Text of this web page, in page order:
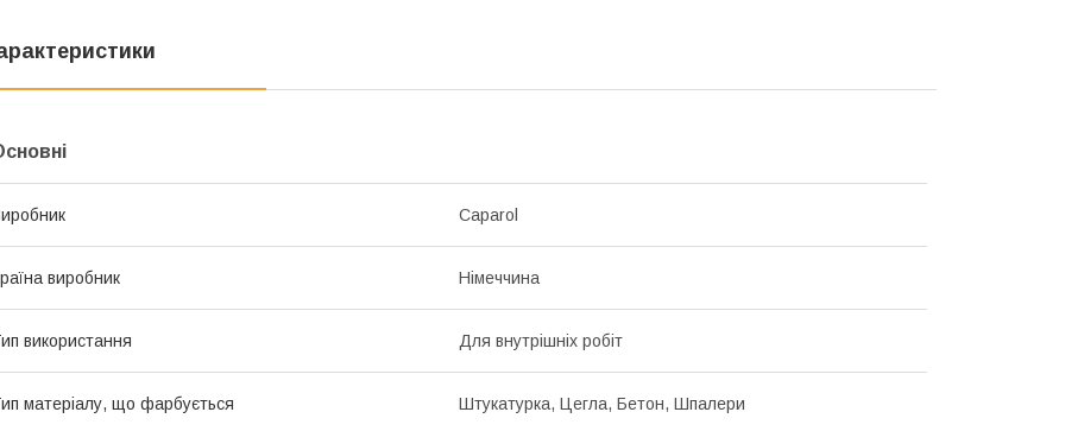
Caparol
виробник Німеччина
використання Для внутрішніх робіт
матеріалу, що фарбується Штукатурка, Цегла, Бетон, Шпалери